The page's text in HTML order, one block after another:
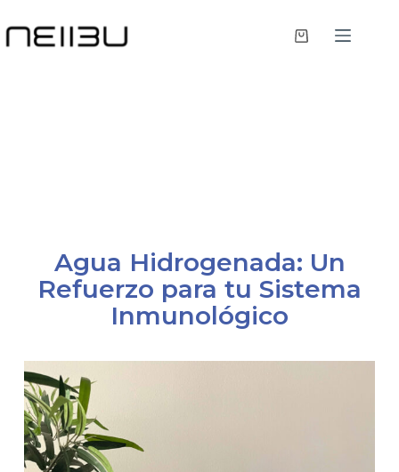
Agua Hidrogenada: Un
Refuerzo para tu Sistema
Inmunológico